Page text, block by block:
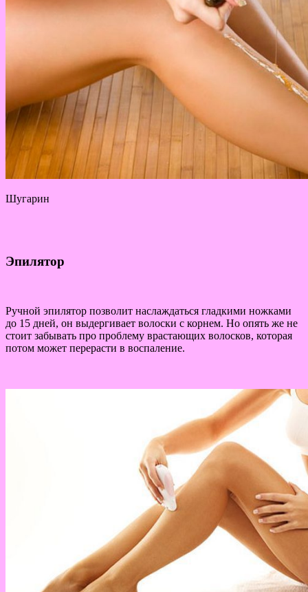
Шугарин
Эпилятор
Ручной эпилятор позволит наслаждаться гладкими ножками
до 15 дней, он выдергивает волоски с корнем. Но опять же не
стоит забывать про проблему врастающих волосков, которая
потом может перерасти в воспаление.